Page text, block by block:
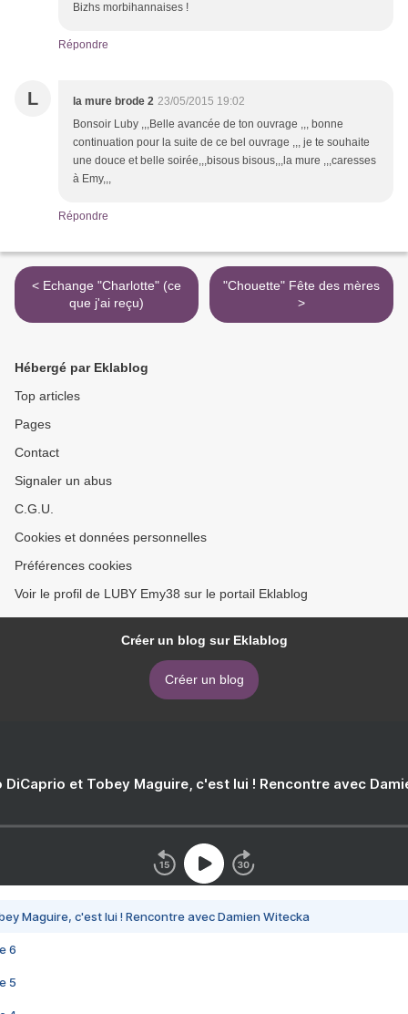
Bizhs morbihannaises !
Répondre
L la mure brode 2 23/05/2015 19:02
Bonsoir Luby ,,,Belle avancée de ton ouvrage ,,, bonne
continuation pour la suite de ce bel ouvrage ,,, je te souhaite
une douce et belle soirée,,,bisous bisous,,,la mure ,,,caresses
à Emy,,,
Répondre
< Echange "Charlotte" (ce
que j'ai reçu)
"Chouette" Fête des mères
>
Hébergé par Eklablog
Top articles
Pages
Contact
Signaler un abus
C.G.U.
Cookies et données personnelles
Préférences cookies
Voir le profil de LUBY Emy38 sur le portail Eklablog
Créer un blog sur Eklablog
Créer un blog
DiCaprio et Tobey Maguire, c'est lui ! Rencontre avec
Maguire, c'est lui ! Rencontre avec Damien Witecka
6
5